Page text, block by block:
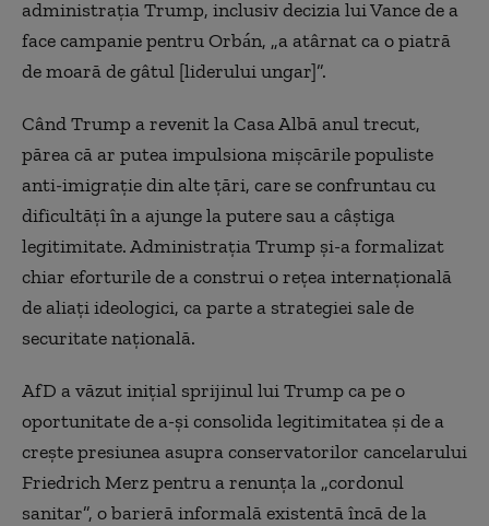
administraţia Trump, inclusiv decizia lui Vance de a
face campanie pentru Orbán, „a atârnat ca o piatră
de moară de gâtul [liderului ungar]”.
Când Trump a revenit la Casa Albă anul trecut,
părea că ar putea impulsiona mişcările populiste
anti-imigraţie din alte ţări, care se confruntau cu
dificultăţi în a ajunge la putere sau a câştiga
legitimitate. Administraţia Trump şi-a formalizat
chiar eforturile de a construi o reţea internaţională
de aliaţi ideologici, ca parte a strategiei sale de
securitate naţională.
AfD a văzut iniţial sprijinul lui Trump ca pe o
oportunitate de a-şi consolida legitimitatea şi de a
creşte presiunea asupra conservatorilor cancelarului
Friedrich Merz pentru a renunţa la „cordonul
sanitar”, o barieră informală existentă încă de la